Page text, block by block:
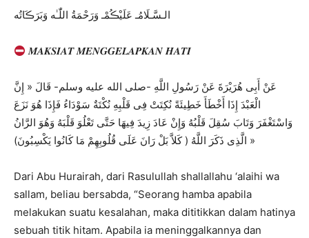
الـسَّـلَامُـ عَلَيْڪُمْـ وَرَحْمَةُ اللّٰـٰه وَبَرَڪَاتُه
𝑴𝑨𝑲𝑺𝑰𝑨𝑻 𝑴𝑬𝑵𝑮𝑮𝑬𝑳𝑨𝑷𝑲𝑨𝑵 𝑯𝑨𝑻𝑰
عَنْ أَبِى هُرَيْرَةَ عَنْ رَسُولِ اللَّهِ -صلى الله عليه وسلم- قَالَ « إِنَّ
الْعَبْدَ إِذَا أَخْطَأَ خَطِيئَةً نُكِتَتْ فِى قَلْبِهِ نُكْتَةٌ سَوْدَاءُ فَإِذَا هُوَ نَزَعَ
وَاسْتَغْفَرَ وَتَابَ سُقِلَ قَلْبُهُ وَإِنْ عَادَ زِيدَ فِيهَا حَتَّى تَعْلُوَ قَلْبَهُ وَهُوَ الرَّانُ
الَّذِى ذَكَرَ اللَّهُ ( كَلاَّ بَلْ رَانَ عَلَى قُلُوبِهِمْ مَا كَانُوا يَكْسِبُونَ) »
Dari Abu Hurairah, dari Rasulullah shallallahu ‘alaihi wa
sallam, beliau bersabda, “Seorang hamba apabila
melakukan suatu kesalahan, maka dititikkan dalam hatinya
sebuah titik hitam. Apabila ia meninggalkannya dan